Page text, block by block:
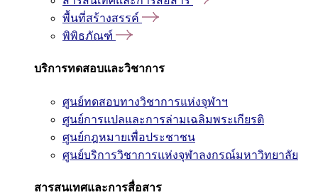
พื้นที่สร้างสรรค์
พิพิธภัณฑ์
บริการทดสอบและวิชาการ
ศูนย์ทดสอบทางวิชาการแห่งจุฬาฯ
ศูนย์การแปลและการล่ามเฉลิมพระเกียรติ
ศูนย์กฎหมายเพื่อประชาชน
ศูนย์บริการวิชาการแห่งจุฬาลงกรณ์มหาวิทยาลัย
สารสนเทศและการสื่อสาร